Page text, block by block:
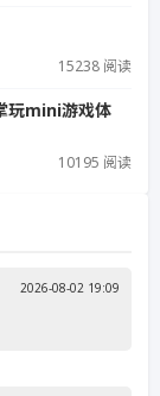
15238 阅读
玩mini游戏体
10195 阅读
2026-08-02 19:09